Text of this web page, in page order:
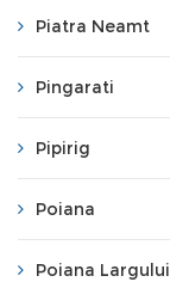
Piatra Neamt
Pingarati
Pipirig
Poiana
Poiana Largului